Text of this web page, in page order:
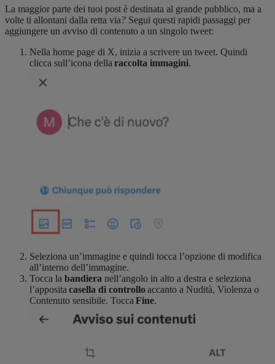
La maggior parte dei tuoi post è destinata al grande pubblico, ma a
volte ti allontani dalla retta via? Segui questi rapidi passaggi per
aggiungere un avviso di contenuto a un singolo tweet:
Nella home page di X, inizia a scrivere un tweet. Quindi
clicca sull’icona della raccolta immagini.
Seleziona un’immagine e quindi tocca l’opzione di modifica
all’interno dell’immagine.
Tocca la bandiera nell’angolo in alto a destra e seleziona
l’apposita casella di controlloaccanto a Nudità, Violenza o
Contenuto sensibile. Tocca Fine.